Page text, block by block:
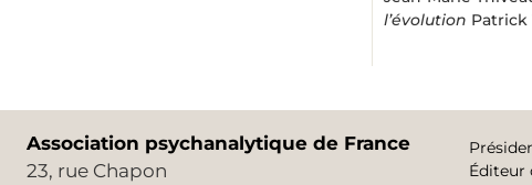
l’évolution Patrick
Association psychanalytique de France
23, rue Chapon
Éditeur